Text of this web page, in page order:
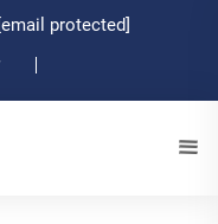
[email protected]